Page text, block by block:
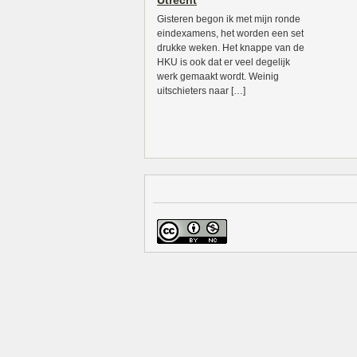
Gisteren begon ik met mijn ronde
eindexamens, het worden een set
drukke weken. Het knappe van de
HKU is ook dat er veel degelijk
werk gemaakt wordt. Weinig
uitschieters naar […]